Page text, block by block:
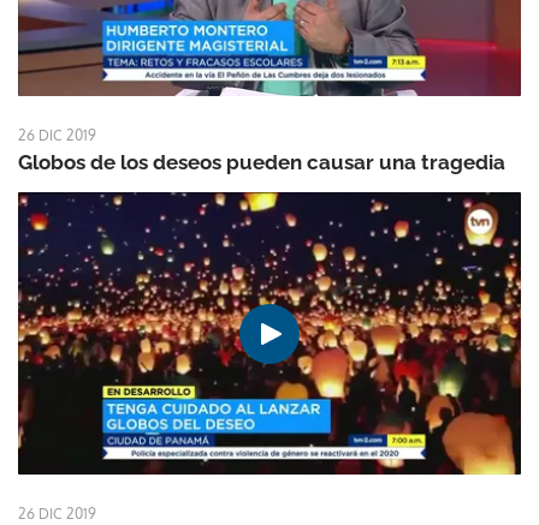
26 DIC 2019
Globos de los deseos pueden causar una tragedia
26 DIC 2019